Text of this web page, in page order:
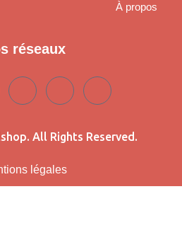
À propos
réseaux
All Rights Reserved.
légales